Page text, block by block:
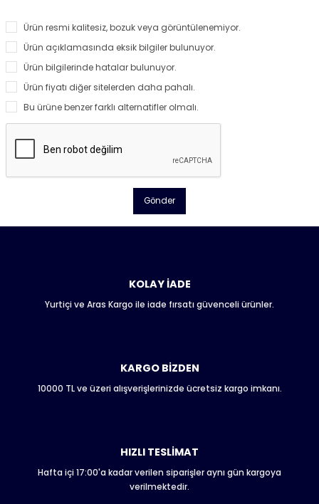
Ürün resmi kalitesiz, bozuk veya görüntülenemiyor.
Ürün açıklamasında eksik bilgiler bulunuyor.
Ürün bilgilerinde hatalar bulunuyor.
Ürün fiyatı diğer sitelerden daha pahalı.
Bu ürüne benzer farklı alternatifler olmalı.
Gönder
KOLAY İADE
Yurtiçi ve Aras Kargo ile iade fırsatı güvenceli ürünler.
KARGO BİZDEN
10000 TL ve üzeri alışverişlerinizde ücretsiz kargo imkanı.
HIZLI TESLİMAT
Hafta içi 17:00'a kadar verilen siparişler aynı gün kargoya
verilmektedir.